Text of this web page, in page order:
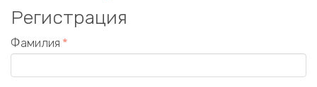
Регистрация
Фамилия